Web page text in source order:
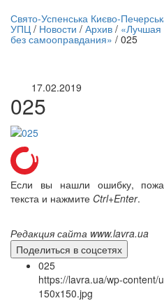
трансляция | 12 сентября
Свято-Успенська Києво-
УПЦ / Новости / Архив / «Лучшая
без самооправдания» / 025
17.02.2019
025
Если вы нашли ошибку,
текста и нажмите Ctrl+Enter.
Редакция сайта www.lavra.ua
Поделиться в соцсетях
025
https://lavra.ua/wp-content/
150x150.jpg